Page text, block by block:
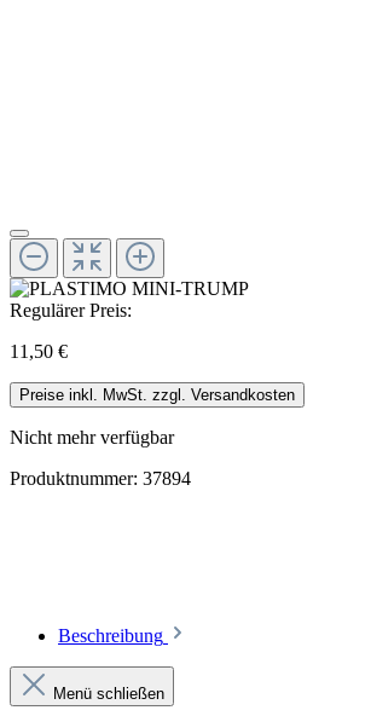
Regulärer Preis:
11,50 €
Preise inkl. MwSt. zzgl. Versandkosten
Nicht mehr verfügbar
Produktnummer: 37894
Beschreibung
Menü schließen